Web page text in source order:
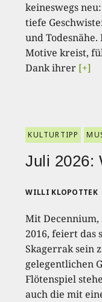
keineswegs
tiefe
und
Motive kreist,
Dank ihrer [+]
KULTURTIPP
Juli 2026:
WILLI KLOPOTTEK
Mit
2016, feiert das
Skagerrak sein
gelegentlichen
Flötenspiel
auch die mit